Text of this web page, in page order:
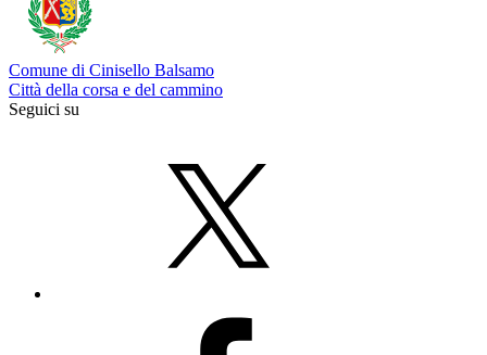
Comune di Cinisello Balsamo
Città della corsa e del cammino
Seguici su